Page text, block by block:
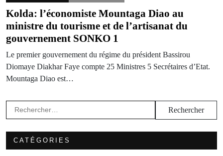
Kolda: l’économiste Mountaga Diao au
ministre du tourisme et de l’artisanat du
gouvernement SONKO 1
Le premier gouvernement du régime du président Bassirou
Diomaye Diakhar Faye compte 25 Ministres 5 Secrétaires d’Etat.
Mountaga Diao est…
Rechercher :
CATÉGORIES